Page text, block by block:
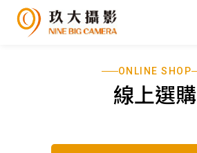
ONLINE SHOP
線上選購
關於玖大